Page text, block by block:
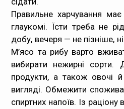
Правильне харчування
глаукомі. Їсти треба не
добу, вечеря — не пізніше,
М’ясо та рибу варто
вибирати нежирні сорти.
продукти, а також овочі
вигляді. Обмежити
спиртних напоїв. Із раціону